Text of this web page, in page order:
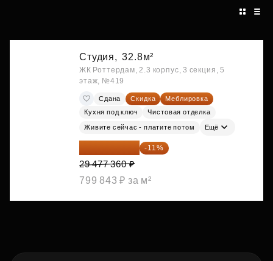
Студия, 32.8м²
ЖК Роттердам, 2.3 корпус, 3 секция, 5
этаж, №419
Сдана Скидка
Меблировка
Кухня под ключ
Чистовая отделка
Живите сейчас - платите потом Ещё
26 234 850 ₽ -11%
29 477 360 ₽
799 843 ₽ за м²